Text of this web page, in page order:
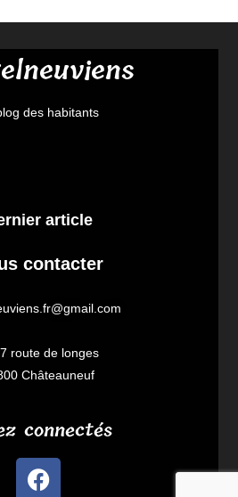
des habitants
article
contacter
route de longes
Châteauneuf
connectés